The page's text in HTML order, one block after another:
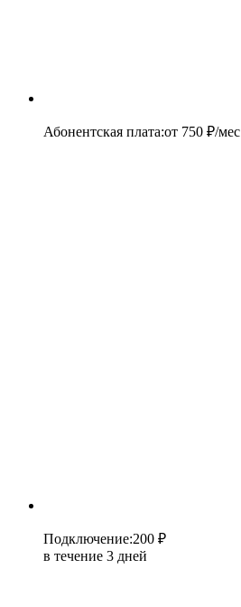
Абонентская плата:от 750 ₽/мес
Подключение:200 ₽
в течение 3 дней